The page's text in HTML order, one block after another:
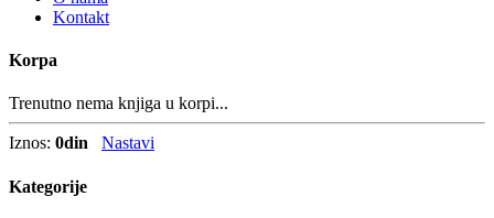
Kontakt
Korpa
Trenutno nema knjiga u korpi...
Iznos: 0din Nastavi
Kategorije